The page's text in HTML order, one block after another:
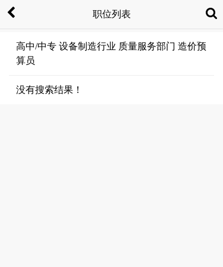
职位列表
高中/中专 设备制造行业 质量服务部门 造价预
算员
没有搜索结果！